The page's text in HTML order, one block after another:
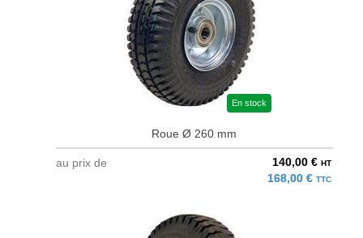
En stock
Roue Ø 260 mm
au prix de 140,00 € HT
168,00 € TTC